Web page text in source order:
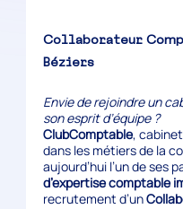
Collaborateur
Béziers
Envie de rejoindre un
son esprit d’équipe ?
ClubComptable,
dans les métiers de la
aujourd’hui l’un de ses
d’expertise comptable
recrutement d’un